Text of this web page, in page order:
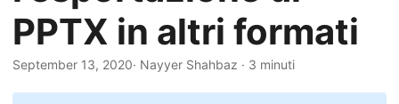
i
n
g
PPTX in altri formati
September 13, 2020· Nayyer Shahbaz · 3 minuti